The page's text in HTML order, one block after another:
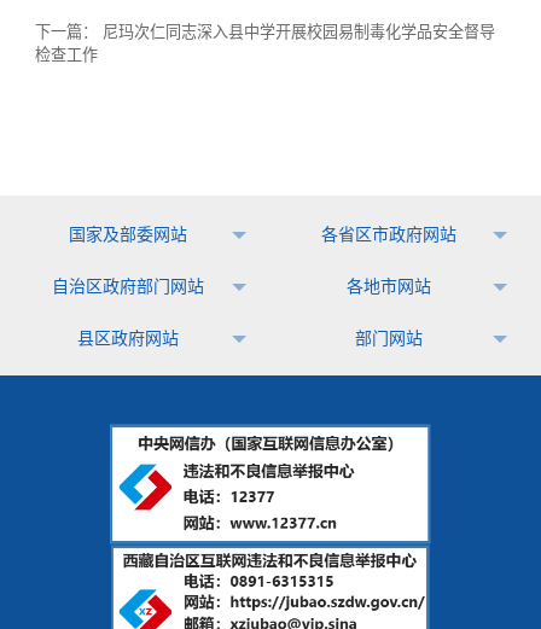
下一篇：
尼玛次仁同志深入县中学开展校园易制毒化学品安全督导
检查工作
国家及部委网站 各省区市政府网站
自治区政府部门网站 各地市网站
县区政府网站 部门网站